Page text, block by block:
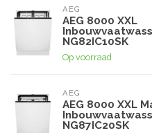
AEG
AEG 8000 XXL
NG82IC10SK
Op voorraad
AEG
AEG 8000 XXL
NG87IC20SK